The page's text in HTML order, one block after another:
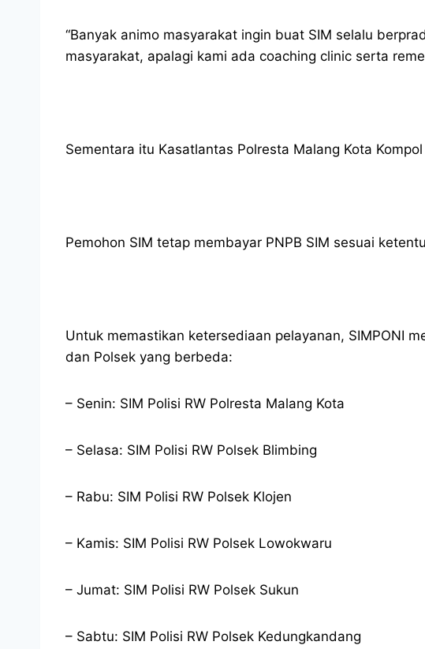
“Banyak animo masyarakat ingin buat SIM selalu
masyarakat, apalagi kami ada coaching clinic serta
Sementara itu Kasatlantas Polresta Malang Kota
Pemohon SIM tetap membayar PNPB SIM sesuai
Untuk memastikan ketersediaan pelayanan, SIMPONI
dan Polsek yang berbeda:
– Senin: SIM Polisi RW Polresta Malang Kota
– Selasa: SIM Polisi RW Polsek Blimbing
– Rabu: SIM Polisi RW Polsek Klojen
– Kamis: SIM Polisi RW Polsek Lowokwaru
– Jumat: SIM Polisi RW Polsek Sukun
– Sabtu: SIM Polisi RW Polsek Kedungkandang